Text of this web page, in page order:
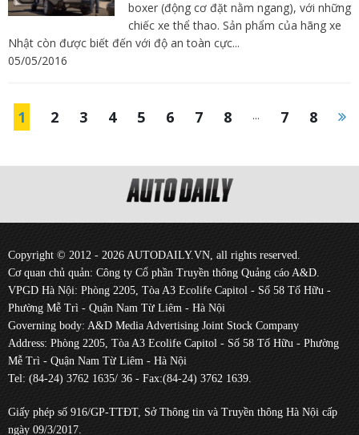
boxer (động cơ đặt nằm ngang), với những
chiếc xe thể thao. Sản phẩm của hãng xe
Nhật còn được biết đến với độ an toàn cực...
05/05/2016
1 2 3 4 5 6 7 8 ... 7 8
Copyright © 2012 - 2026 AUTODAILY.VN, all rights reserved.
Cơ quan chủ quản: Công ty Cổ phần Truyền thông Quảng cáo A&D.
VPGD Hà Nội: Phòng 2205, Tòa A3 Ecolife Capitol - Số 58 Tố Hữu -
Phường Mễ Trì - Quận Nam Từ Liêm - Hà Nội
Governing body: A&D Media Advertising Joint Stock Company
Address: Phòng 2205, Tòa A3 Ecolife Capitol - Số 58 Tố Hữu - Phường
Mễ Trì - Quận Nam Từ Liêm - Hà Nội
Tel: (84-24) 3762 1635/ 36 - Fax:(84-24) 3762 1639.
Giấy phép số 916/GP-TTĐT, Sở Thông tin và Truyền thông Hà Nội cấp
ngày 09/3/2017.